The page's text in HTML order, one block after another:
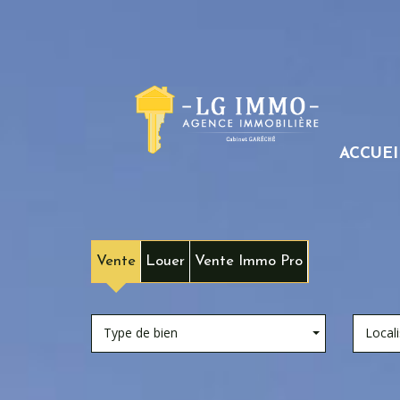
Vente Louer Vente Immo Pro
Type de bien